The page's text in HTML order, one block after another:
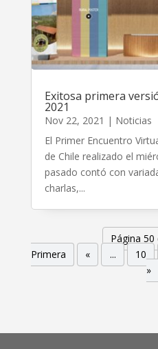
Exitosa primera
2021
Nov 22, 2021 | Noticias
El Primer Encuentro
de Chile realizado el
pasado contó con
charlas,...
Página 50
Primera
« ... 10
»